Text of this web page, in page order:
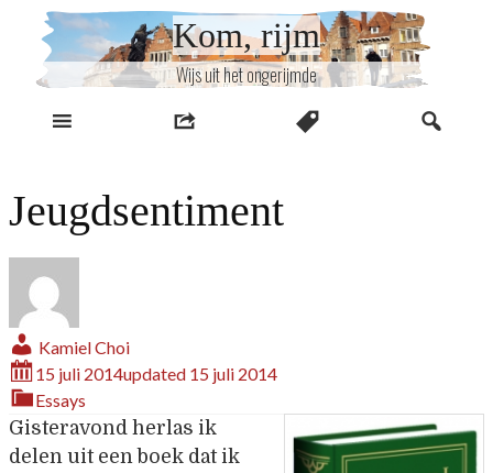
inhoud
Kom, rijm
Wijs uit het ongerijmde
Jeugdsentiment
Kamiel Choi
15 juli 2014updated 15 juli 2014
Essays
Gisteravond herlas ik
delen uit een boek dat ik